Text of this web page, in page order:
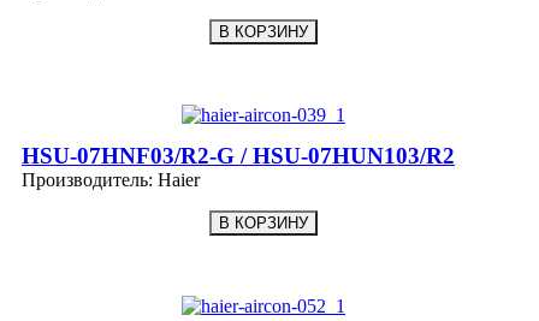
HSU-07HNF03/R2-G / HSU-07HUN103/R2
Производитель: Haier